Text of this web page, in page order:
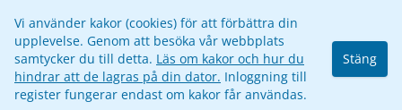
Vi använder kakor (cookies) för att förbättra din
upplevelse. Genom att besöka vår webbplats
samtycker du till detta. Läs om kakor och hur du
hindrar att de lagras på din dator. Inloggning till
register fungerar endast om kakor får användas.
Stäng